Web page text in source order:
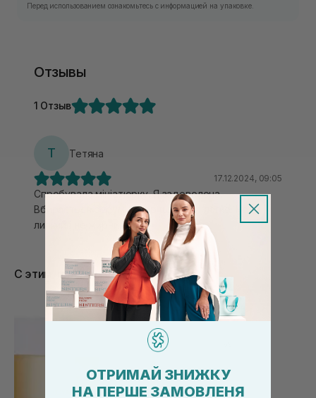
Перед использованием ознакомьтесь с информацией на упаковке.
Отзывы
1 Отзыв
Т Тетяна
17.12.2024, 09:05
Спробувала мініатюрку. Я задоволена.
Вбирається серум супер швидко і легко. Не
липкий і не жирний.
С этим товаром покупают
ОТРИМАЙ ЗНИЖКУ
НА ПЕРШЕ ЗАМОВЛЕНЯ